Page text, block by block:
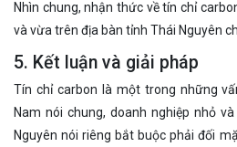
Nhìn chung, nhận thức về tín chỉ
và vừa trên địa bàn tỉnh Thái Nguyên
5. Kết luận và giải pháp
Tín chỉ carbon là một trong những
Nam nói chung, doanh nghiệp nhỏ
Nguyên nói riêng bắt buộc phải đối